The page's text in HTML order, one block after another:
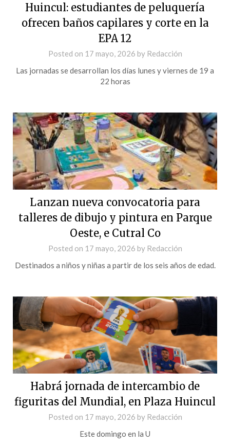
Huincul: estudiantes de peluquería
ofrecen baños capilares y corte en la
EPA 12
Posted on 17 mayo, 2026 by Redacción
Las jornadas se desarrollan los días lunes y viernes de 19 a
22 horas
Lanzan nueva convocatoria para
talleres de dibujo y pintura en Parque
Oeste, e Cutral Co
Posted on 17 mayo, 2026 by Redacción
Destinados a niños y niñas a partir de los seis años de edad.
Habrá jornada de intercambio de
figuritas del Mundial, en Plaza Huincul
Posted on 17 mayo, 2026 by Redacción
Este domingo en la U